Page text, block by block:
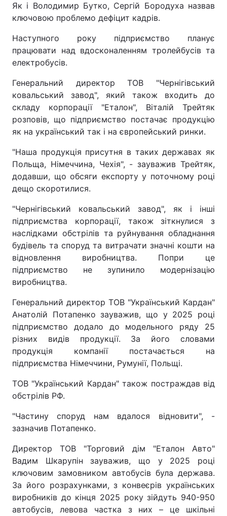
Як і Володимир Бутко, Сергій Бородуха назвав
ключовою проблемо дефіцит кадрів.
Наступного року підприємство планує
працювати над вдосконаленням тролейбусів та
електробусів.
Генеральний директор ТОВ "Чернігівський
ковальський завод", який також входить до
складу корпорації "Еталон", Віталій Трейтяк
розповів, що підприємство постачає продукцію
як на український так і на європейський ринки.
"Наша продукція присутня в таких державах як
Польща, Німеччина, Чехія", - зауважив Трейтяк,
додавши, що обсяги експорту у поточному році
дещо скоротилися.
"Чернігівський ковальський завод", як і інші
підприємства корпорації, також зіткнулися з
наслідками обстрілів та руйнування обладнання
будівель та споруд та витрачати значні кошти на
відновлення виробництва. Попри це
підприємство не зупинило модернізацію
виробництва.
Генеральний директор ТОВ "Український Кардан"
Анатолій Потапенко зауважив, що у 2025 році
підприємство додало до модельного ряду 25
різних видів продукції. За його словами
продукція компанії постачається на
підприємства Німеччини, Румунії, Польщі.
ТОВ "Український Кардан" також постраждав від
обстрілів РФ.
"Частину споруд нам вдалося відновити", -
зазначив Потапенко.
Директор ТОВ "Торговий дім "Еталон Авто"
Вадим Шкарупін зауважив, що у 2025 році
ключовим замовником автобусів була держава.
За його розрахунками, з конвеєрів українських
виробників до кінця 2025 року зійдуть 940-950
автобусів, левова частка з них – це шкільні